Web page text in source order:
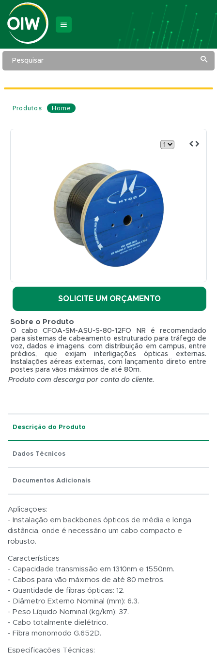
Pesquisar
Home
Produtos
Cabo
REF.
CFOA-
ASU80-
S-12FO-
NR -
3KM
(6.3mm)
HT
CABOS
SOLICITE UM ORÇAMENTO
Total:
R$ 0,01
Sobre o Produto
O cabo CFOA-SM-ASU-S-80-12FO NR é recomendado
para sistemas de cabeamento estruturado para tráfego de
voz, dados e imagens, com distribuição em campus, entre
prédios, que exijam interligações ópticas externas.
Instalações aéreas externas, com lançamento direto entre
postes para vãos máximos de até 80m.
Produto com descarga por conta do cliente.
Descrição do Produto
Dados Técnicos
Documentos Adicionais
Aplicações:
- Instalação em backbones ópticos de média e longa
distância, onde é necessário um cabo compacto e
robusto.
Características
- Capacidade transmissão em 1310nm e 1550nm.
- Cabos para vão máximos de até 80 metros.
- Quantidade de fibras ópticas: 12.
- Diâmetro Externo Nominal (mm): 6.3.
- Peso Líquido Nominal (kg/km): 37.
- Cabo totalmente dielétrico.
- Fibra monomodo G.652D.
Especificações Técnicas: